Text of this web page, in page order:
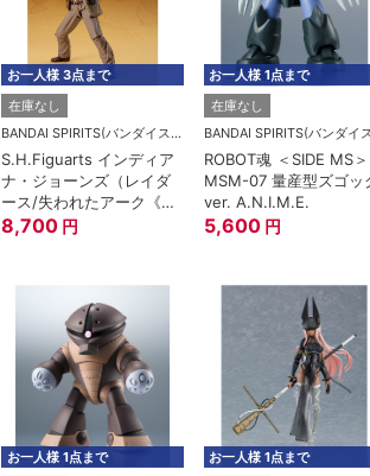
お一人様 3点まで
在庫なし
BANDAI SPIRITS(バンダイスピリッツ)
S.H.Figuarts インディア
ナ・ジョーンズ（レイダ
ース/失われたアーク《聖
櫃》）
8,700 円
お一人様 1点まで
在庫なし
ROBOT魂 ＜SIDE MS＞
MSM-07 量産型ズゴッ
ver. A.N.I.M.E.
5,600 円
お一人様 1点まで
お一人様 1点まで